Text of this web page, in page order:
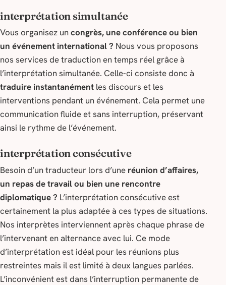
interprétation simultanée
Vous organisez uncongrès, une conférence ou bien
un événement international ? Nous vous proposons
nos services de traduction en temps réel grâce à
l’interprétation simultanée. Celle-ci consiste donc à
traduire instantanément les discours et les
interventions pendant un événement. Cela permet une
communication fluide et sans interruption, préservant
ainsi le rythme de l’événement.
interprétation consécutive
Besoin d’un traducteur lors d’une réunion d’affaires,
un repas de travail ou bien une rencontre
diplomatique ? L’interprétation consécutive est
certainement la plus adaptée à ces types de situations.
Nos interprètes interviennent après chaque phrase de
l’intervenant en alternance avec lui. Ce mode
d’interprétation est idéal pour les réunions plus
restreintes mais il est limité à deux langues parlées.
L’inconvénient est dans l’interruption permanente de